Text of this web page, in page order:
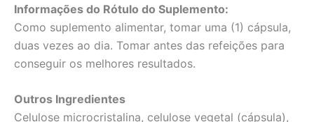
Informações do Rótulo do Suplemento:
Como suplemento alimentar, tomar uma (1) cápsula,
duas vezes ao dia. Tomar antes das refeições para
conseguir os melhores resultados.
Outros Ingredientes
Celulose microcristalina, celulose vegetal (cápsula),